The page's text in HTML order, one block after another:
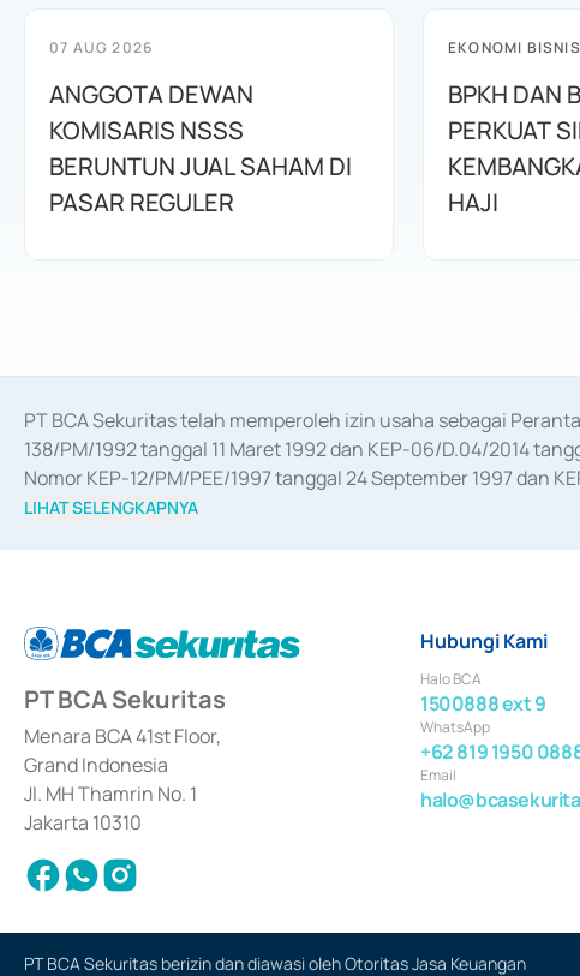
07 AUG 2026
ANGGOTA DEWAN
KOMISARIS NSSS
BERUNTUN JUAL SAHAM DI
PASAR REGULER
EKONOMI BISNIS
BPKH DAN
PERKUAT
HAJI
PT BCA Sekuritas telah memperoleh izin usaha sebagai
138/PM/1992 tanggal 11 Maret 1992 dan KEP-06/D.04/2014
Nomor KEP-12/PM/PEE/1997 tanggal 24 September 1997 dan
merger, akuisisi, divestasi, dan
LIHAT SELENGKAPNYA
PT BCA Sekuritas
Menara BCA 41st Floor,
Grand Indonesia
Jl. MH Thamrin No. 1
Jakarta 10310
Hubungi Kami
Halo BCA
1500888 ext 9
WhatsApp
+62 819 1950
Email
PT BCA Sekuritas berizin dan diawasi oleh Otoritas Jasa Keuangan